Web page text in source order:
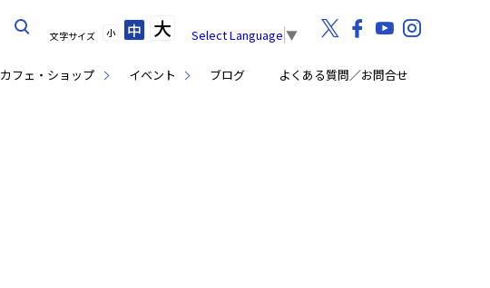
カフェ・ショップ イベント ブログ よくある質問／お問合せ
文字サイズ 小 中 大 Select Language ▼